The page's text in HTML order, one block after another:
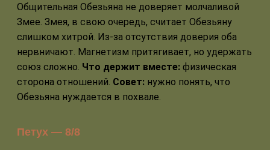
Общительная Обезьяна не доверяет молчаливой
Змее. Змея, в свою очередь, считает Обезьяну
слишком хитрой. Из-за отсутствия доверия оба
нервничают. Магнетизм притягивает, но удержать
союз сложно. Что держит вместе: физическая
сторона отношений. Совет: нужно понять, что
Обезьяна нуждается в похвале.
Петух — 8/8